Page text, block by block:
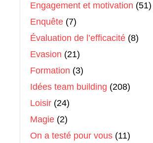
Engagement et motivation (51)
Enquête (7)
Évaluation de l’efficacité (8)
Evasion (21)
Formation (3)
Idées team building (208)
Loisir (24)
Magie (2)
On a testé pour vous (11)